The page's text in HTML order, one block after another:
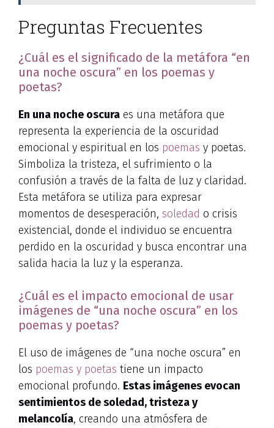
Preguntas Frecuentes
¿Cuál es el significado de la metáfora “en
una noche oscura” en los poemas y
poetas?
En una noche oscura es una metáfora que
representa la experiencia de la oscuridad
emocional y espiritual en los poemas y poetas.
Simboliza la tristeza, el sufrimiento o la
confusión a través de la falta de luz y claridad.
Esta metáfora se utiliza para expresar
momentos de desesperación, soledad o crisis
existencial, donde el individuo se encuentra
perdido en la oscuridad y busca encontrar una
salida hacia la luz y la esperanza.
¿Cuál es el impacto emocional de usar
imágenes de “una noche oscura” en los
poemas y poetas?
El uso de imágenes de “una noche oscura” en
los poemas y poetas tiene un impacto
emocional profundo. Estas imágenes evocan
sentimientos de soledad, tristeza y
melancolía, creando una atmósfera de